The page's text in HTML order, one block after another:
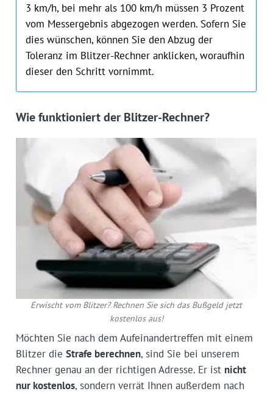
3 km/h, bei mehr als 100 km/h müssen 3 Prozent
vom Messergebnis abgezogen werden. Sofern Sie
dies wünschen, können Sie den Abzug der
Toleranz im Blitzer-Rechner anklicken, woraufhin
dieser den Schritt vornimmt.
Wie funktioniert der Blitzer-Rechner?
Erwischt vom Blitzer? Rechnen Sie sich das Bußgeld jetzt
kostenlos aus!
Möchten Sie nach dem Aufeinandertreffen mit einem
Blitzer die Strafe berechnen, sind Sie bei unserem
Rechner genau an der richtigen Adresse. Er ist nicht
nur kostenlos, sondern verrät Ihnen außerdem nach